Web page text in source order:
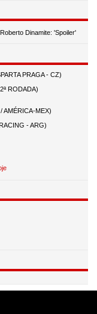
Dinamite: 'Spoiler'